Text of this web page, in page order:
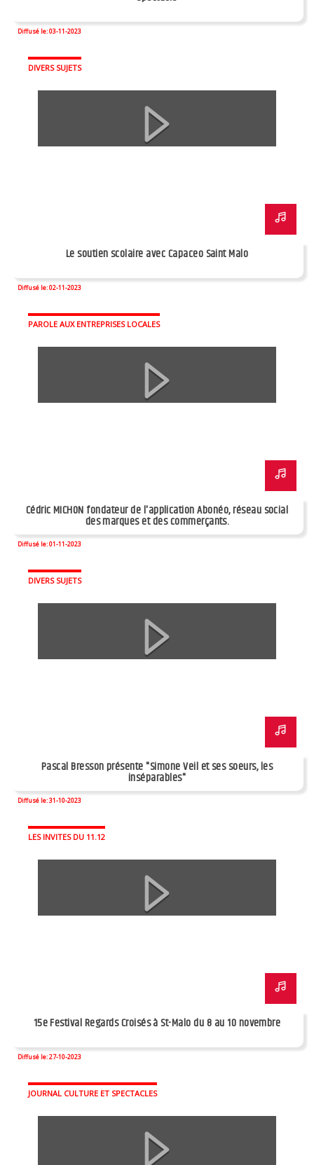
Diffusé le: 03-11-2023
DIVERS SUJETS
Le soutien scolaire avec Capaceo Saint Malo
Diffusé le: 02-11-2023
PAROLE AUX ENTREPRISES LOCALES
Cédric MICHON fondateur de l'application Abonéo, réseau social
des marques et des commerçants.
Diffusé le: 01-11-2023
DIVERS SUJETS
Pascal Bresson présente "Simone Veil et ses soeurs, les
inséparables"
Diffusé le: 31-10-2023
LES INVITES DU 11.12
15e Festival Regards Croisés à St-Malo du 8 au 10 novembre
Diffusé le: 27-10-2023
JOURNAL CULTURE ET SPECTACLES